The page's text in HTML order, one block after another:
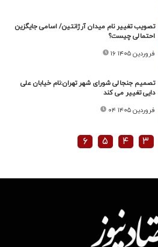
تصویب تغییر نام میدان آرژانتین/ اسامی جایگزین
احتمالی چیست؟
۱۶ فروردین ۱۴۰۵
تصمیم جنجالی شورای شهر تهران:‌نام خیابان علی
دایی تغییر می کند
۰۴ فروردین ۱۴۰۵
۳ ۴ ۵ ۶